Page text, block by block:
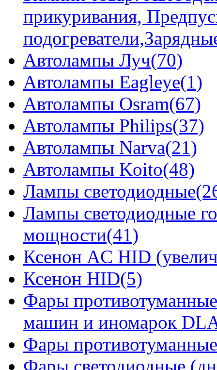
прикуривания,
Автолампы Луч(70)
Автолампы Eagleye(1)
Автолампы Osram(67)
Автолампы Philips(37)
Автолампы Narva(21)
Автолампы Koito(48)
Лампы
Лампы светодиодные
мощности(41)
Ксенон AC HID
Ксенон HID(5)
Фары
машин и иномарок
Фары
Фары светодиодные